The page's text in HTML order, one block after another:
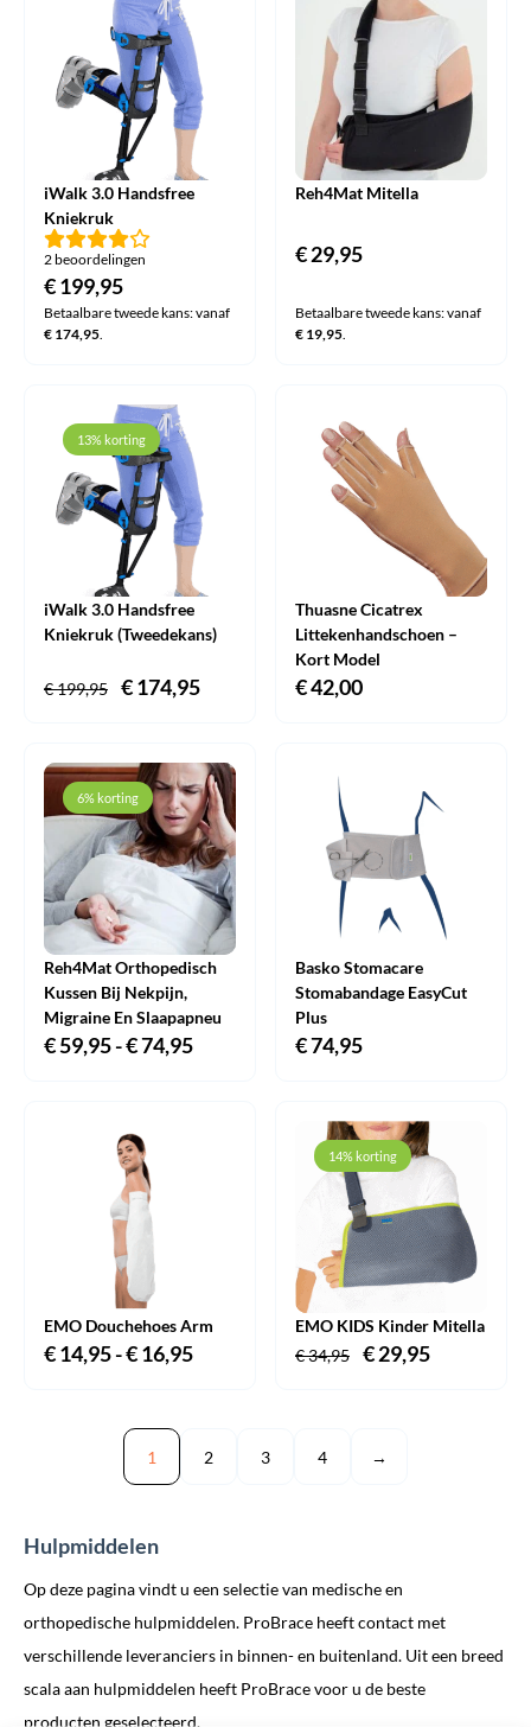
€ 24,45.€ 14,95.
iWalk 3.0 Handsfree
Kniekruk
2 beoordelingen
€199,95
Betaalbare tweede kans: vanaf
€ 174,95.
Reh4Mat Mitella
€29,95
Betaalbare tweede kans: vanaf
€ 19,95.
13% korting
iWalk 3.0 Handsfree
Kniekruk (Tweedekans)
€199,95
Oorspronkelijke
€ 199,95.
€174,95
€ 174,95.
Thuasne Cicatrex
Littekenhandschoen –
Kort Model
€42,00
6% korting
Reh4Mat Orthopedisch
Kussen Bij Nekpijn,
Migraine En Slaapapneu
€59,95-€74,95 Prijsklasse:
Basko Stomacare
Stomabandage EasyCut
Plus
€74,95
EMO Douchehoes Arm
€14,95-€16,95 Prijsklasse:
€ 16,95
14% korting
EMO KIDS Kinder Mitella
€34,95
Oorspronkelijke
€29,95
1 2 3 4 →
Hulpmiddelen
Op deze pagina vindt u een selectie van medische en
orthopedische hulpmiddelen. ProBrace heeft contact met
verschillende leveranciers in binnen- en buitenland. Uit een breed
scala aan hulpmiddelen heeft ProBrace voor u de beste
producten geselecteerd.